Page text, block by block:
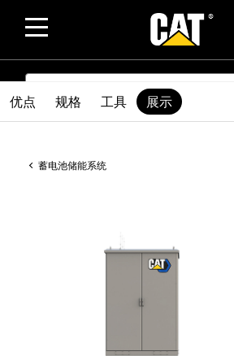
SEARCH
蓄电池储能系统
优点 规格 工具 展示